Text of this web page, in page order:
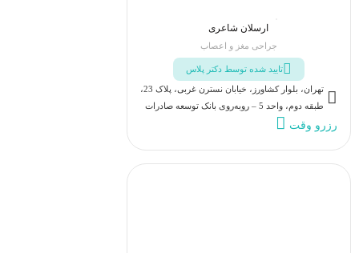
ارسلان شاعری
جراحی مغز و اعصاب
تایید شده توسط دکتر پلاس
تهران، بلوار کشاورز، خیابان نسترن غربی، پلاک 23،
طبقه دوم، واحد 5 – روبه‌روی بانک توسعه صادرات
رزرو وقت